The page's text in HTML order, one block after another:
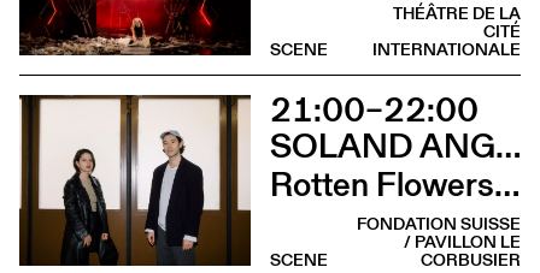
THÉÂTRE DE LA
CITÉ
INTERNATIONALE
SCENE
21:00–22:00
SOLAND ANGEL
Rotten Flowers, shiny shoes
FONDATION SUISSE
/ PAVILLON LE
CORBUSIER
SCENE